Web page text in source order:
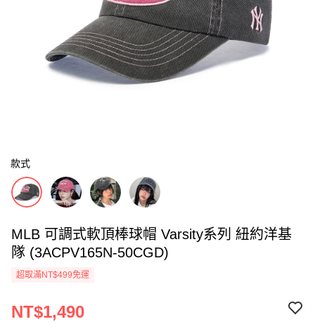
款式
MLB 可調式軟頂棒球帽 Varsity系列 紐約洋基
隊 (3ACPV165N-50CGD)
超取滿NT$499免運
NT$1,490